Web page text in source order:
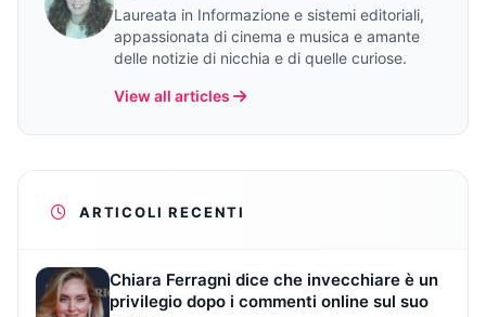
Laureata in Informazione e sistemi editoriali,
appassionata di cinema e musica e amante
delle notizie di nicchia e di quelle curiose.
View all articles
ARTICOLI RECENTI
Chiara Ferragni dice che invecchiare è un
privilegio dopo i commenti online sul suo